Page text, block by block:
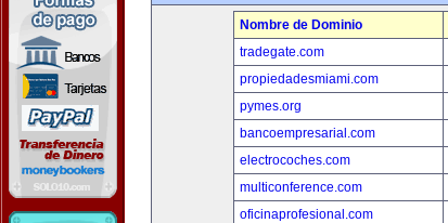
Nombre de Dominio
tradegate.com
propiedadesmiami.com
pymes.org
bancoempresarial.com
electrocoches.com
multiconference.com
oficinaprofesional.com